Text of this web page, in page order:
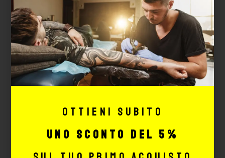
KIT TATTOO
PROFESSIONALE – 3
Cod. KIT3
Disponibilità immediata
641,81 590,39€
AGGIUNGI
Ottieni subito
uno sconto del 5%